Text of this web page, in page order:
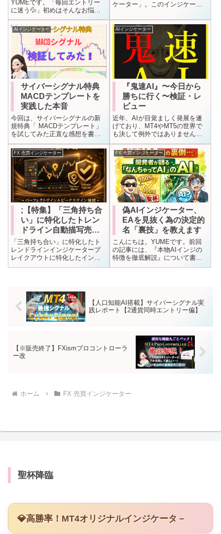
YUMEです。「毎回エントリー
に迷う💦」初めはそんなお悩み
を抱えて居る人も多いでしょ
う。私も昔そうだしたから、、
今回は、エントリーカラ決済ま
で全てのツールが指示してくら
るインジケーターを、メルマガ
出もっとも反応が...
ケーター」。このインジケータ
始め、トレンドの流れの把握な
ど、環境認識にも役立つインジ
ケーターです。公式サイトはこ
ちら天と地インジケーターのロ
ジックは？ま...
AIインジケーター
サイバーシグナル特典
MACDテンプレートを
実践した本音
今回は、サイバーシグナルの新
規特典「 MACDテンプレート」
を試してみた正直な感想を書き
たいと思います。サイバーシグ
ナルとは？サイバーシグナルと
は、人工知能AIが搭載されたイ
ンジケーターです。チャート上
に売買シグナルを表示できる金
や原油、N...
AIインジケーター
『鬼速AI』〜今日から
勝ちに行く〜検証・レ
ビュー
近年、AIが目覚ましく発展を遂
げており、MT4やMT5の世界で
も決して例外ではありません。
今回は。読者様よりご質問わ受
けた「鬼速AI」インジケーター
について、プログラミングの視
点から中身を詳しく検証してい
きます。その理由についても詳
しく解説...
FX 売買インジケーター
;【特集】「三角持ち合
い」に特化したトレン
ドライン自動描写売買
シグナルインジケータ
ー
「三角持ち合い」に特化したト
レンドラインインジケータープ
レイクアウトに特化したインジ
ケーターを作成✨しかも、売買シ
FX 売買インジケーター
偽AIインジケーター、
EAを見抜く為の決定的
名「裏技」を教えます
こんにちは。YUMEです。前回
の記事には、『本物AIインジの
特徴を徹底解説』について書き
ました。今回は、『偽AIインジ
最、購...
【人口知能AI搭載】サイバーシグナル実
践レポート【2通貨同時エントリー偏】
【※販売終了】FXismプロコントローラ
ー改
ホーム FX 売買インジケーター
聖杯降臨
💎高勝率！MT4オリジナルインジケータ－